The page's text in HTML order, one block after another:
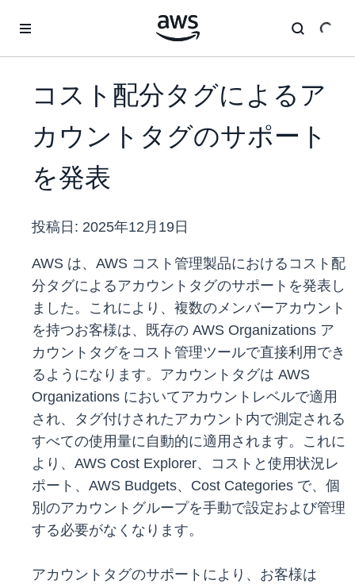
コスト配分タグによるア
カウントタグのサポート
を発表
投稿日: 2025年12月19日
AWS は、AWS コスト管理製品におけるコスト配
分タグによるアカウントタグのサポートを発表し
ました。これにより、複数のメンバーアカウント
を持つお客様は、既存の AWS Organizations ア
カウントタグをコスト管理ツールで直接利用でき
るようになります。アカウントタグは AWS
Organizations においてアカウントレベルで適用
され、タグ付けされたアカウント内で測定される
すべての使用量に自動的に適用されます。これに
より、AWS Cost Explorer、コストと使用状況レ
ポート、AWS Budgets、Cost Categories で、個
別のアカウントグループを手動で設定および管理
する必要がなくなります。
アカウントタグのサポートにより、お客様は